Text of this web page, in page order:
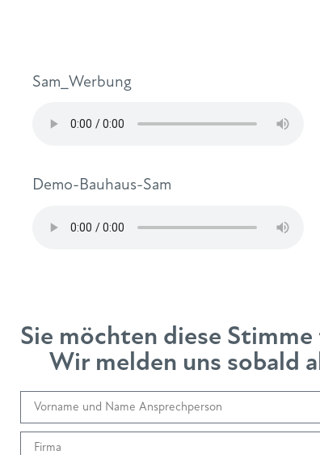
Sam_Werbung
Demo-Bauhaus-Sam
Sie möchten diese
Wir melden uns sobald